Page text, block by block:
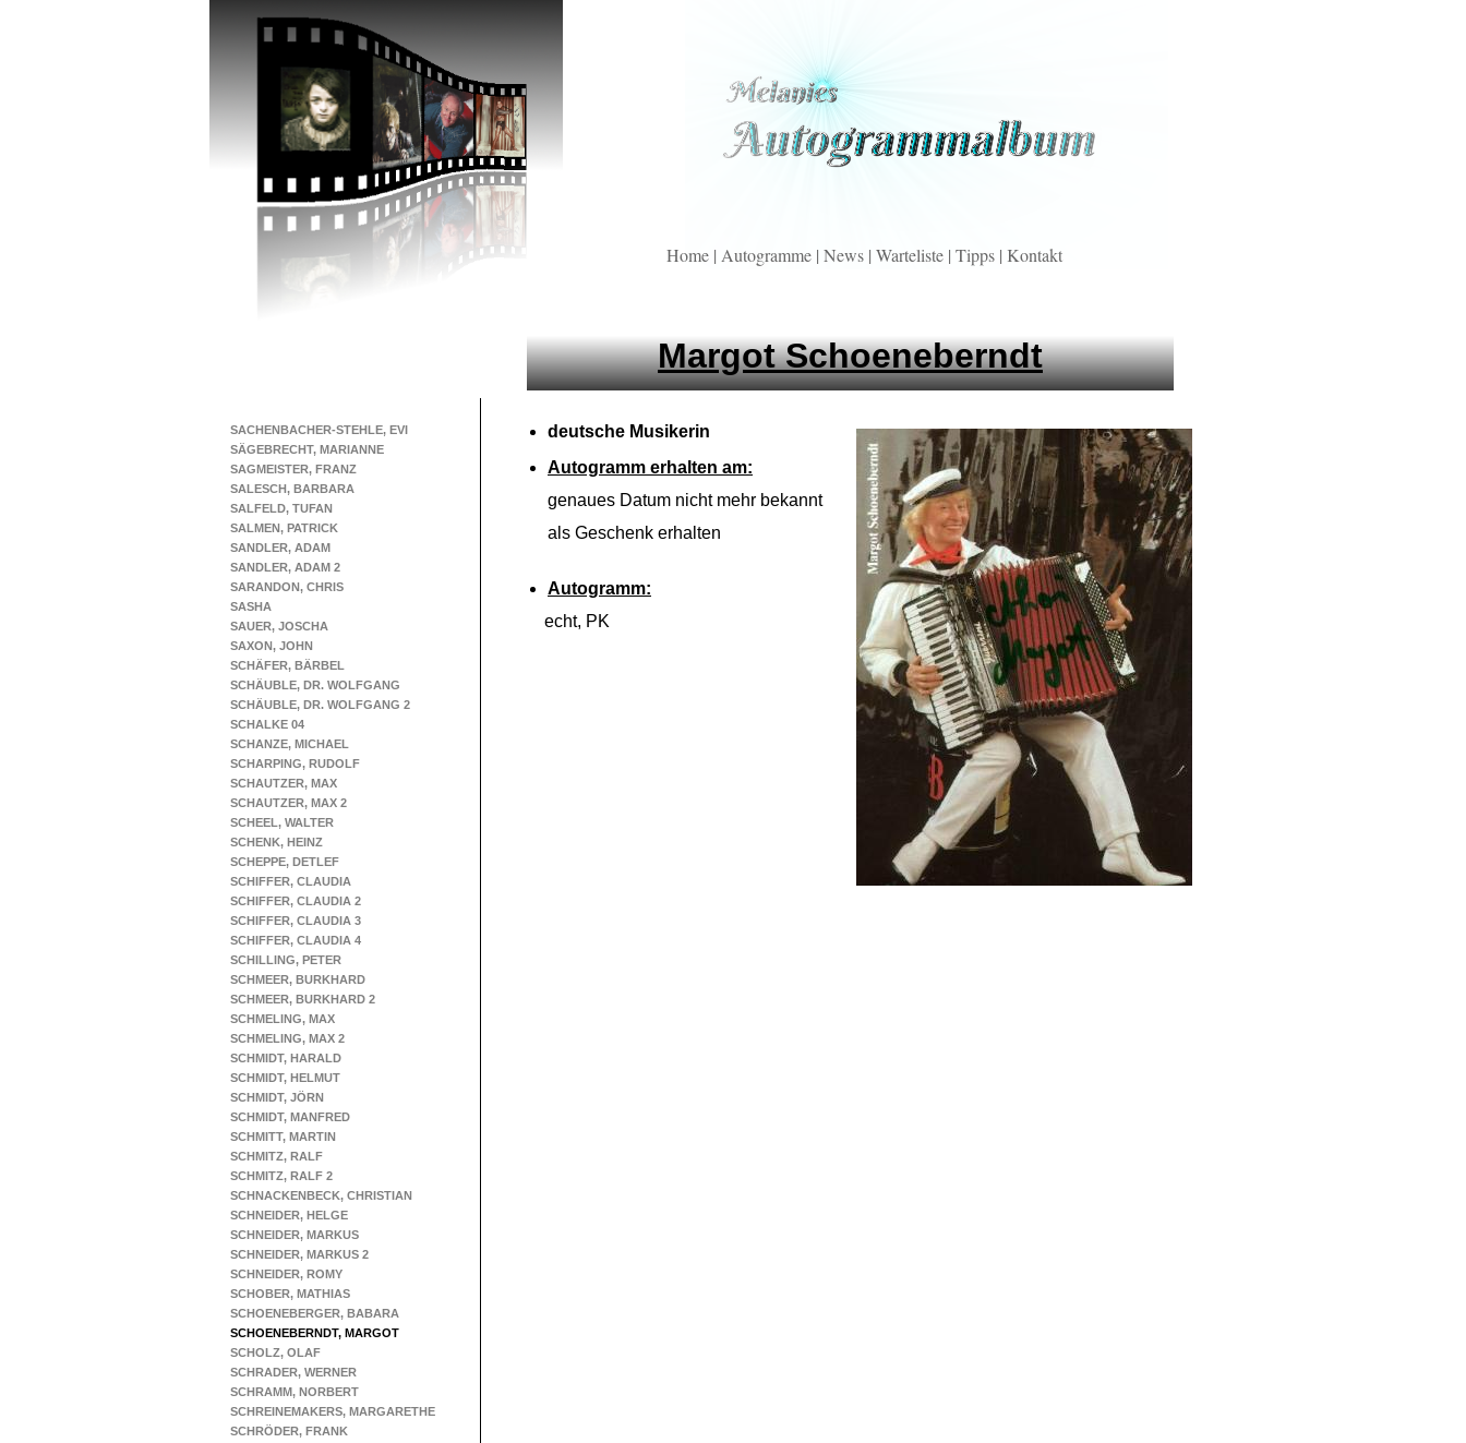
SACHENBACHER-STEHLE, EVI
SÄGEBRECHT, MARIANNE
SAGMEISTER, FRANZ
SALESCH, BARBARA
SALFELD, TUFAN
SALMEN, PATRICK
SANDLER, ADAM
SANDLER, ADAM 2
SARANDON, CHRIS
SASHA
SAUER, JOSCHA
SAXON, JOHN
SCHÄFER, BÄRBEL
SCHÄUBLE, DR. WOLFGANG
SCHÄUBLE, DR. WOLFGANG 2
SCHALKE 04
SCHANZE, MICHAEL
SCHARPING, RUDOLF
SCHAUTZER, MAX
SCHAUTZER, MAX 2
SCHEEL, WALTER
SCHENK, HEINZ
SCHEPPE, DETLEF
SCHIFFER, CLAUDIA
SCHIFFER, CLAUDIA 2
SCHIFFER, CLAUDIA 3
SCHIFFER, CLAUDIA 4
SCHILLING, PETER
SCHMEER, BURKHARD
SCHMEER, BURKHARD 2
SCHMELING, MAX
SCHMELING, MAX 2
SCHMIDT, HARALD
SCHMIDT, HELMUT
SCHMIDT, JÖRN
SCHMIDT, MANFRED
SCHMITT, MARTIN
SCHMITZ, RALF
SCHMITZ, RALF 2
SCHNACKENBECK, CHRISTIAN
SCHNEIDER, HELGE
SCHNEIDER, MARKUS
SCHNEIDER, MARKUS 2
SCHNEIDER, ROMY
SCHOBER, MATHIAS
SCHOENEBERGER, BABARA
SCHOENEBERNDT, MARGOT
SCHOLZ, OLAF
SCHRADER, WERNER
SCHRAMM, NORBERT
SCHREINEMAKERS, MARGARETHE
SCHRÖDER, FRANK
Margot Schoeneberndt
deutsche Musikerin
Autogramm erhalten am:
genaues Datum nicht mehr bekannt
als Geschenk erhalten
Autogramm:
echt, PK
Home | Autogramme | News | Warteliste | Tipps | Kontakt